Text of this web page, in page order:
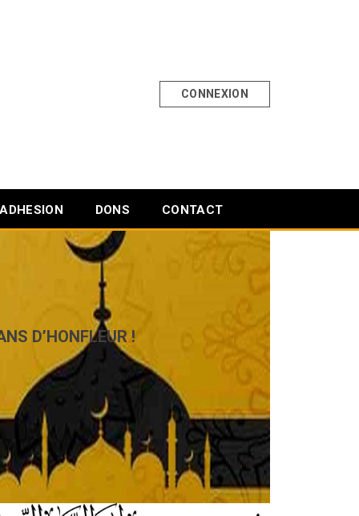
CONNEXION
ADHESION DONS CONTACT
D’HONFLEUR !